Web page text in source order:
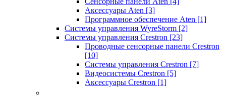
Аксессуары Aten [3]
Программное обеспечение Aten [1]
Системы управления WyreStorm [2]
Системы управления Crestron [23]
Проводные сенсорные панели Crestron
[10]
Системы управления Crestron [7]
Видеосистемы Crestron [5]
Аксессуары Crestron [1]